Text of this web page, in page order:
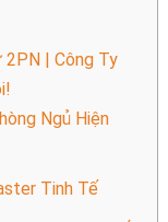
2PN | Công Ty
Ngủ Hiện
Tinh Tế